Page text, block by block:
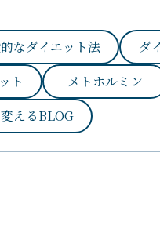
なダイエット法 ダ
ト メトホルミン
えるBLOG